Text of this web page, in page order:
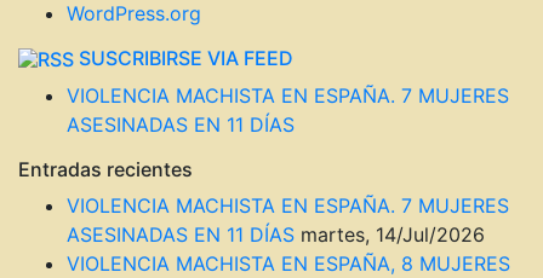
WordPress.org
SUSCRIBIRSE VIA FEED
VIOLENCIA MACHISTA EN ESPAÑA. 7 MUJERES
ASESINADAS EN 11 DÍAS
Entradas recientes
VIOLENCIA MACHISTA EN ESPAÑA. 7 MUJERES
ASESINADAS EN 11 DÍAS martes, 14/Jul/2026
VIOLENCIA MACHISTA EN ESPAÑA, 8 MUJERES